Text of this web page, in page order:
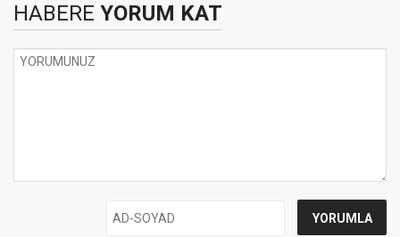
HABERE YORUM KAT